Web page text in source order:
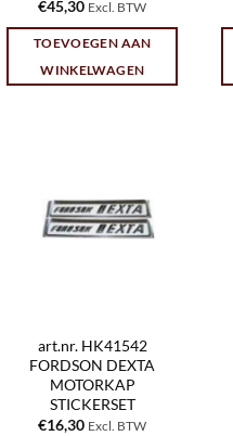
€45,30 Excl. BTW
TOEVOEGEN AAN
WINKELWAGEN
art.nr. HK41542
FORDSON DEXTA
MOTORKAP
STICKERSET
€16,30 Excl. BTW